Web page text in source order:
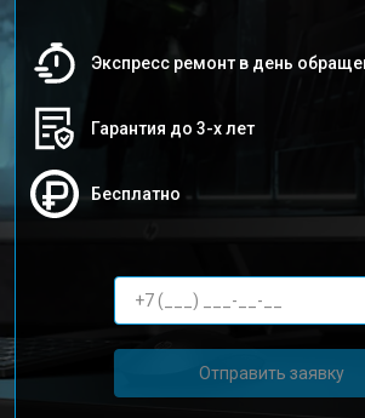
Экспресс ремонт в день
Гарантия до 3-х лет
Бесплатно
Отправить заявку